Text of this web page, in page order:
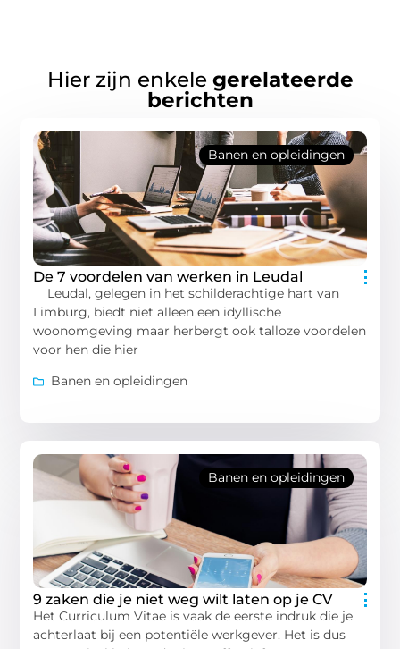
Hier zijn enkele gerelateerde
berichten
Banen en opleidingen
De 7 voordelen van werken in Leudal
Leudal, gelegen in het schilderachtige hart van
Limburg, biedt niet alleen een idyllische
woonomgeving maar herbergt ook talloze voordelen
voor hen die hier
Banen en opleidingen
Banen en opleidingen
9 zaken die je niet weg wilt laten op je CV
Het Curriculum Vitae is vaak de eerste indruk die je
achterlaat bij een potentiële werkgever. Het is dus